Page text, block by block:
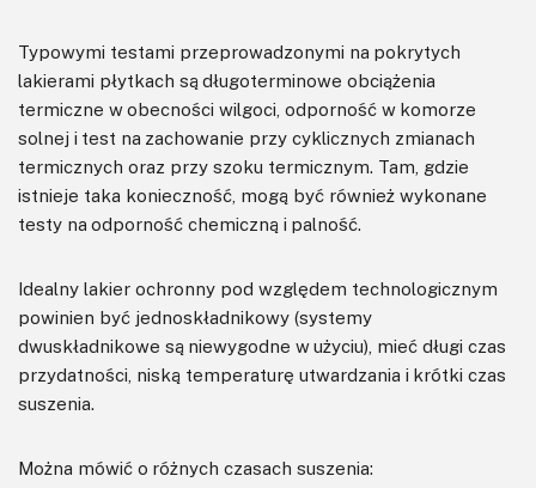
Typowymi testami przeprowadzonymi na pokrytych
lakierami płytkach są długoterminowe obciążenia
termiczne w obecności wilgoci, odporność w komorze
solnej i test na zachowanie przy cyklicznych zmianach
termicznych oraz przy szoku termicznym. Tam, gdzie
istnieje taka konieczność, mogą być również wykonane
testy na odporność chemiczną i palność.
Idealny lakier ochronny pod względem technologicznym
powinien być jednoskładnikowy (systemy
dwuskładnikowe są niewygodne w użyciu), mieć długi czas
przydatności, niską temperaturę utwardzania i krótki czas
suszenia.
Można mówić o różnych czasach suszenia: